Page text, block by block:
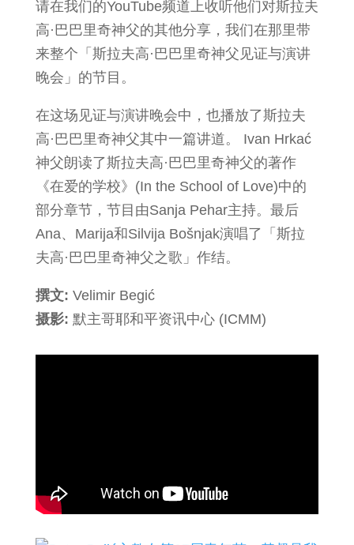
请在我们的YouTube频道上收听他们对斯拉夫
高·巴巴里奇神父的其他分享，我们在那里带
来整个「斯拉夫高·巴巴里奇神父见证与演讲
晚会」的节目。
在这场见证与演讲晚会中，也播放了斯拉夫
高·巴巴里奇神父其中一篇讲道。 Ivan Hrkać
神父朗读了斯拉夫高·巴巴里奇神父的著作
《在爱的学校》(In the School of Love)中的
部分章节，节目由Sanja Pehar主持。最后
Ana、Marija和Silvija Bošnjak演唱了「斯拉
夫高·巴巴里奇神父之歌」作结。
撰文: Velimir Begić
摄影: 默主哥耶和平资讯中心 (ICMM)